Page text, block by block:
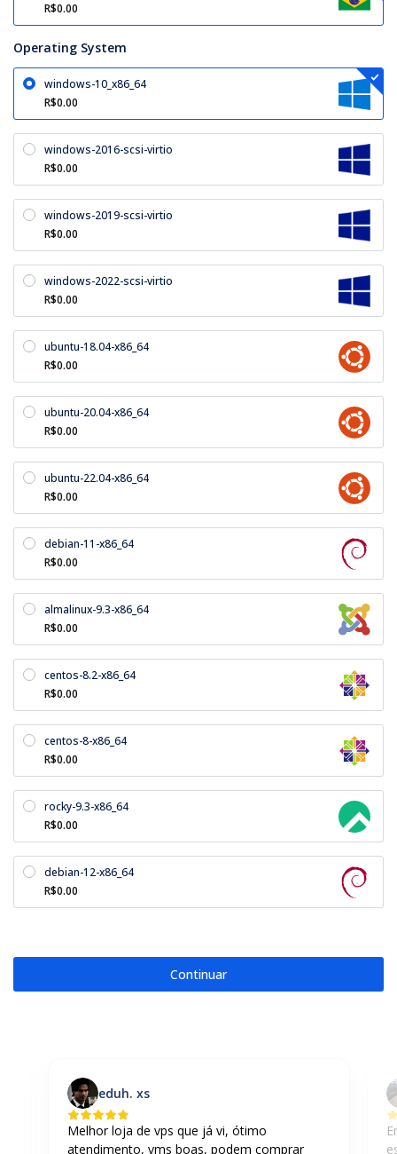
R$0.00
Operating System
windows-10_x86_64
R$0.00
windows-2016-scsi-virtio
R$0.00
windows-2019-scsi-virtio
R$0.00
windows-2022-scsi-virtio
R$0.00
ubuntu-18.04-x86_64
R$0.00
ubuntu-20.04-x86_64
R$0.00
ubuntu-22.04-x86_64
R$0.00
debian-11-x86_64
R$0.00
almalinux-9.3-x86_64
R$0.00
centos-8.2-x86_64
R$0.00
centos-8-x86_64
R$0.00
rocky-9.3-x86_64
R$0.00
debian-12-x86_64
R$0.00
Continuar
eduh. xs
Melhor loja de vps que já vi, ótimo
atendimento, vms boas, podem comprar